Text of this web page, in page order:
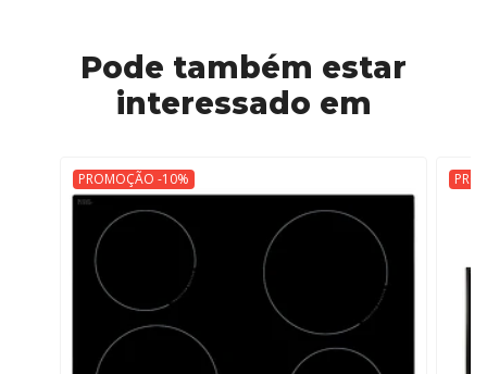
Pode também estar
interessado em
PROMOÇÃO -10%